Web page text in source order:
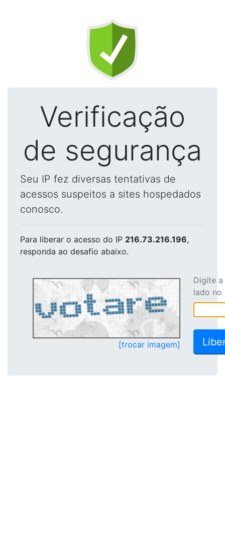
Verificação
de segurança
Seu IP fez diversas tentativas de
acessos suspeitos a sites hospedados
conosco.
Para liberar o acesso do IP 216.73.216.196,
responda ao desafio abaixo.
[trocar imagem]
Digite
lado no